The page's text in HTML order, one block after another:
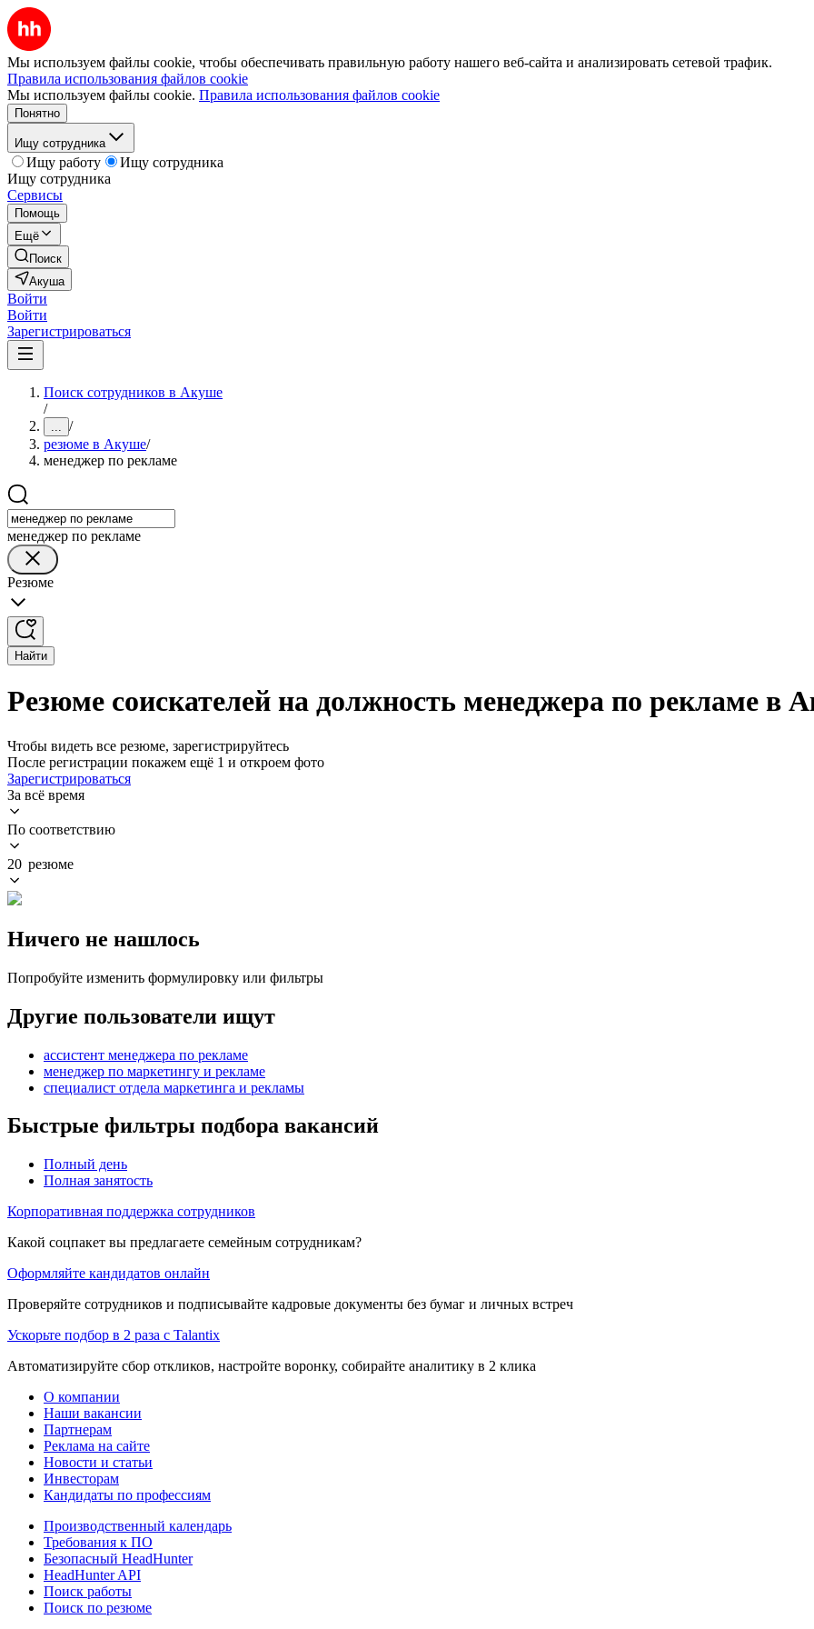
Мы используем файлы cookie, чтобы обеспечивать правильную работу нашего веб-сайта и анализировать сетевой трафик.
Правила использования файлов cookie
Мы используем файлы cookie. Правила использования файлов cookie
Понятно
Ищу сотрудника
Ищу работу
Ищу сотрудника
Ищу сотрудника
Сервисы
Помощь
Ещё
Поиск
Акуша
Войти
Войти
Зарегистрироваться
Поиск сотрудников в Акуше
/
... /
резюме в Акуше/
менеджер по рекламе
менеджер по рекламе
Резюме
Найти
Резюме соискателей на должность менеджера по рекламе в
Чтобы видеть все резюме, зарегистрируйтесь
После регистрации покажем ещё 1 и откроем фото
Зарегистрироваться
За всё время
По соответствию
20 резюме
Ничего не нашлось
Попробуйте изменить формулировку или фильтры
Другие пользователи ищут
ассистент менеджера по рекламе
менеджер по маркетингу и рекламе
специалист отдела маркетинга и рекламы
Быстрые фильтры подбора вакансий
Полный день
Полная занятость
Корпоративная поддержка сотрудников
Какой соцпакет вы предлагаете семейным сотрудникам?
Оформляйте кандидатов онлайн
Проверяйте сотрудников и подписывайте кадровые документы без бумаг и личных встреч
Ускорьте подбор в 2 раза с Talantix
Автоматизируйте сбор откликов, настройте воронку, собирайте аналитику в 2 клика
О компании
Наши вакансии
Партнерам
Реклама на сайте
Новости и статьи
Инвесторам
Кандидаты по профессиям
Производственный календарь
Требования к ПО
Безопасный HeadHunter
HeadHunter API
Поиск работы
Поиск по резюме